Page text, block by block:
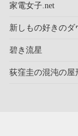
家電女子.net
新しもの好きのダ
碧き流星
荻窪圭の混沌の屋